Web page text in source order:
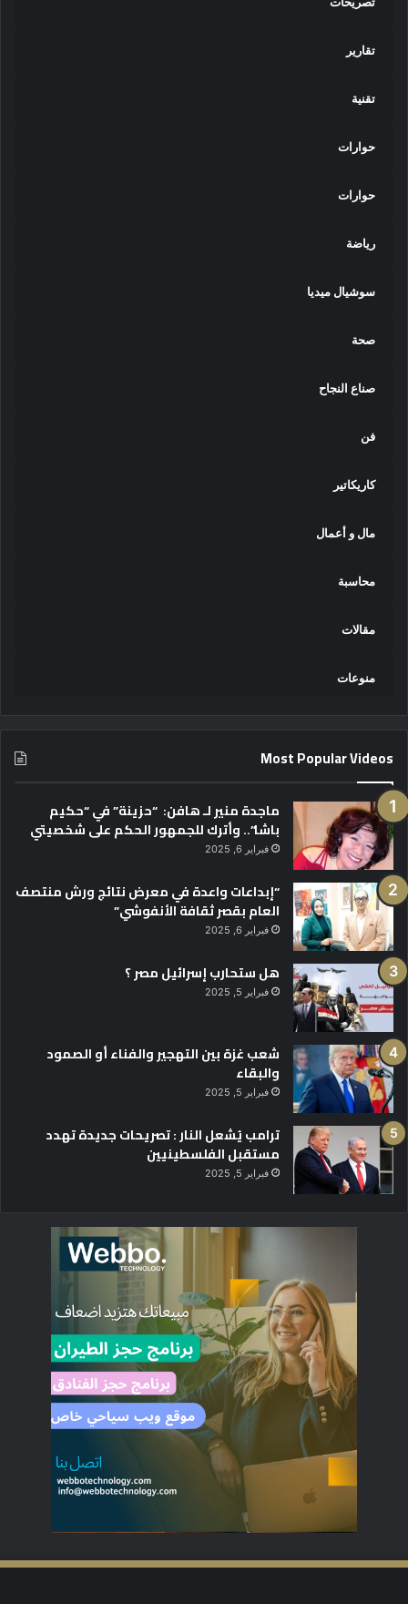
تقارير
تقنية
حوارات
حوارات
رياضة
سوشيال ميديا
صحة
صناع النجاح
فن
كاريكاتير
مال و أعمال
محاسبة
مقالات
منوعات
Most Popular Videos
ماجدة منير لـ هافن: “حزينة” في “حكيم
باشا”.. وأترك للجمهور الحكم على شخصيتي
فبراير 6, 2025
“إبداعات واعدة في معرض نتائج ورش منتصف
العام بقصر ثقافة الأنفوشي”
فبراير 6, 2025
هل ستحارب إسرائيل مصر ؟
فبراير 5, 2025
شعب غزة بين التهجير والفناء أو الصمود
والبقاء
فبراير 5, 2025
ترامب يُشعل النار : تصريحات جديدة تهدد
مستقبل الفلسطينيين
فبراير 5, 2025